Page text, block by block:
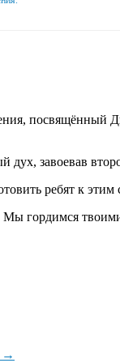
завоевав
ребят к этим
Мы гордимся
→